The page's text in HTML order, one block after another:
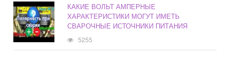
КАКИЕ ВОЛЬТ АМПЕРНЫЕ
ХАРАКТЕРИСТИКИ МОГУТ ИМЕТЬ
СВАРОЧНЫЕ ИСТОЧНИКИ ПИТАНИЯ
5255